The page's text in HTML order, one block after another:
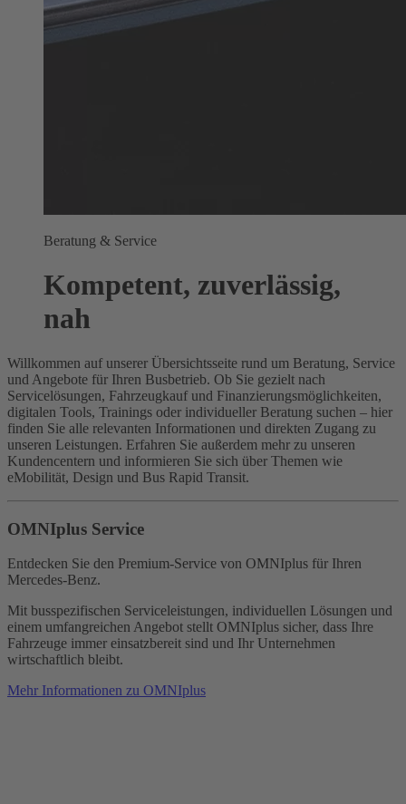
Beratung & Service
Kompetent, zuverlässig,
nah
Willkommen auf unserer Übersichtsseite rund um Beratung, Service
und Angebote für Ihren Busbetrieb. Ob Sie gezielt nach
Servicelösungen, Fahrzeugkauf und Finanzierungsmöglichkeiten,
digitalen Tools, Trainings oder individueller Beratung suchen – hier
finden Sie alle relevanten Informationen und direkten Zugang zu
unseren Leistungen. Erfahren Sie außerdem mehr zu unseren
Kundencentern und informieren Sie sich über Themen wie
eMobilität, Design und Bus Rapid Transit.
OMNIplus Service
Entdecken Sie den Premium-Service von OMNIplus für Ihren
Mercedes‑Benz.
Mit busspezifischen Serviceleistungen, individuellen Lösungen und
einem umfangreichen Angebot stellt OMNIplus sicher, dass Ihre
Fahrzeuge immer einsatzbereit sind und Ihr Unternehmen
wirtschaftlich bleibt.
Mehr Informationen zu OMNIplus